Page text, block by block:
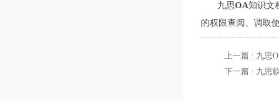
九思OA知识文
的权限查阅、调取
上一篇 : 九思
下一篇 : 九思